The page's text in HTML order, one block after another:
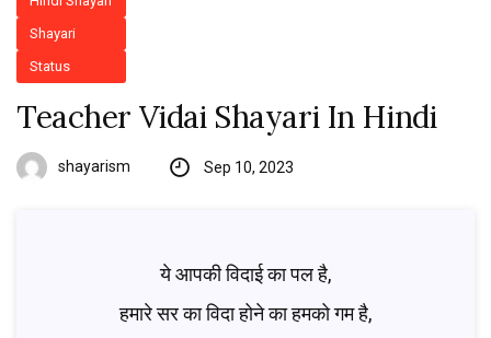
Shayari
Status
Teacher Vidai Shayari In Hindi
shayarism Sep 10, 2023
ये आपकी विदाई का पल है,
हमारे सर का विदा होने का हमको गम है,